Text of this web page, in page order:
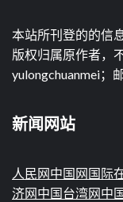
本站所刊登的的信
版权归属原作者，
yulongchuanmei；
新闻网站
人民网中国网 国际
济网中国台湾网中